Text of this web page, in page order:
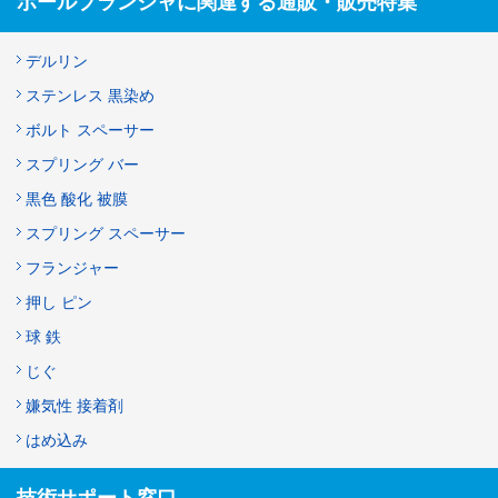
デルリン
ステンレス 黒染め
ボルト スペーサー
スプリング バー
黒色 酸化 被膜
スプリング スペーサー
フランジャー
押し ピン
球 鉄
じぐ
嫌気性 接着剤
はめ込み